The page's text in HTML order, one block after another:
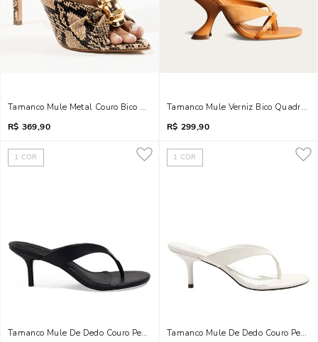
Tamanco Mule Metal Couro Bico Folha Animal Print Cobra
R$ 369,90
Tamanco Mule Verniz Bico
R$ 299,90
1 COR
Tamanco Mule De Dedo Couro Pelica Salto Baixo Fino Preto
1 COR
Tamanco Mule De Dedo Couro